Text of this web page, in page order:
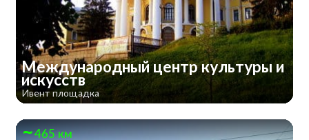
Международный центр культуры и
искусств
Ивент площадка
465 км